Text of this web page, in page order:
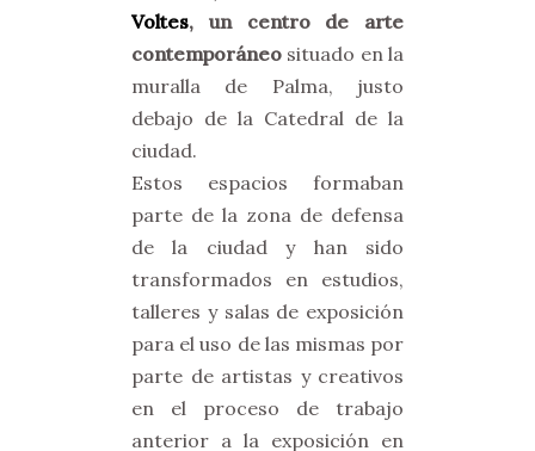
Voltes, un centro de arte
contemporáneo situado en la
muralla de Palma, justo
debajo de la Catedral de la
ciudad.
Estos espacios formaban
parte de la zona de defensa
de la ciudad y han sido
transformados en estudios,
talleres y salas de exposición
para el uso de las mismas por
parte de artistas y creativos
en el proceso de trabajo
anterior a la exposición en